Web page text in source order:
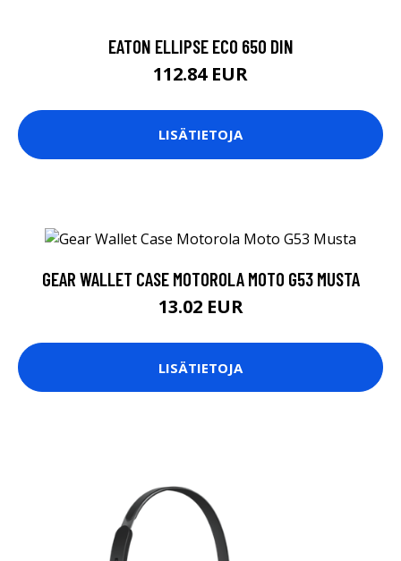
EATON ELLIPSE ECO 650 DIN
112.84 EUR
LISÄTIETOJA
GEAR WALLET CASE MOTOROLA MOTO G53 MUSTA
13.02 EUR
LISÄTIETOJA